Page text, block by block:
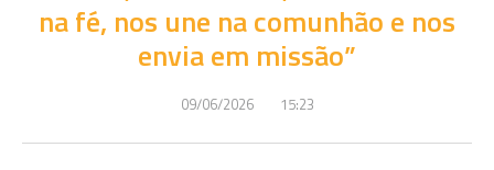
na fé, nos une na comunhão e nos
envia em missão”
09/06/2026 15:23